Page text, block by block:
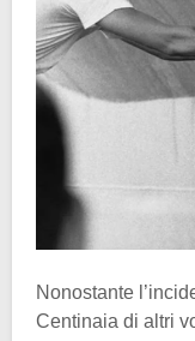
Nonostante
Centinaia di altri